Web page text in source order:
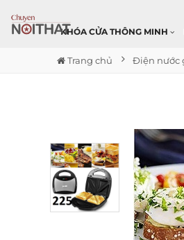
KHÓA CỬA THÔNG MINH
Trang chủ